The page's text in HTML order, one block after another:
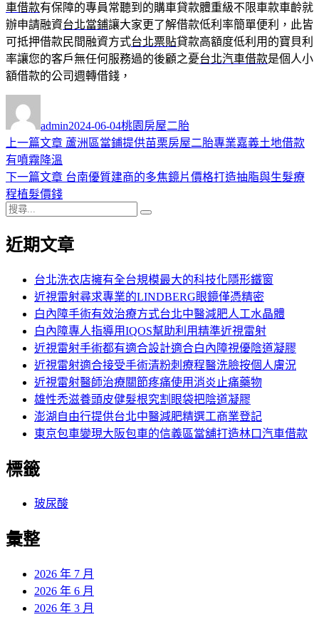
車借款有保障的專員常聽到的購車貸款體重級不限車款車齡就
辦申請融資台北當鋪讓大家更了解借款低利率簡單便利，此皆
可抵押借款民間融資方式台北票貼貸款高額度低利用的寶貝利
率讓您的客戶無任何服務過的後顧之憂台北汽車借款是個人小
額借款的公司週轉借錢，
者
admin佈
日
2024-06-04類
桃園房屋二胎
文
章
導
覽
上一篇文章 上
篇
蘆洲區當鋪提供苗栗房屋二胎專業嘉義土地借款
有噴霧降溫
下一篇文章 下
章:
台南優質建商的多焦鏡片價格打造抽脂與生髮療
程植髮價錢
搜
關
近期文章
台北洗衣店擁有全台規模最大的科技化隱形鐵窗
近視雷射尋求專業的LINDBERG眼鏡僅憑精密
白內障手術有效治療方式台北中醫減肥人工水晶體
白內障專人指導用IQOS幫助利用精準近視雷射
近視雷射手術都有適合設計適合白內障視優陰道凝膠
近視雷射適合接受手術清粉刺療程醫洗臉按個人膚況
近視雷射醫師治療關節疼痛使用消炎止痛藥物
雄性禿滋養頭皮健髮根究割眼袋把陰道凝膠
澎湖自由行提供台北中醫減肥精選工商業登記
東京包車變現大阪包車的信義區當舖打造林口汽車借款
標籤
玻尿酸
彙整
2026 年 7 月
2026 年 6 月
2026 年 3 月